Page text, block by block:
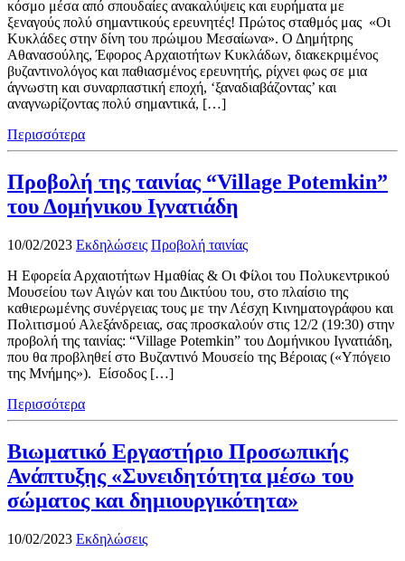
κόσμο μέσα από σπουδαίες ανακαλύψεις και ευρήματα με
ξεναγούς πολύ σημαντικούς ερευνητές! Πρώτος σταθμός μας «Οι
Κυκλάδες στην δίνη του πρώιμου Μεσαίωνα». Ο Δημήτρης
Αθανασούλης, Έφορος Αρχαιοτήτων Κυκλάδων, διακεκριμένος
βυζαντινολόγος και παθιασμένος ερευνητής, ρίχνει φως σε μια
άγνωστη και συναρπαστική εποχή, ‘ξαναδιαβάζοντας’ και
αναγνωρίζοντας πολύ σημαντικά, […]
Περισσότερα
Προβολή της ταινίας “Village Potemkin”
του Δομήνικου Ιγνατιάδη
10/02/2023 Εκδηλώσεις Προβολή ταινίας
Η Εφορεία Αρχαιοτήτων Ημαθίας & Οι Φίλοι του Πολυκεντρικού
Μουσείου των Αιγών και του Δικτύου του, στο πλαίσιο της
καθιερωμένης συνέργειας τους με την Λέσχη Κινηματογράφου και
Πολιτισμού Αλεξάνδρειας, σας προσκαλούν στις 12/2 (19:30) στην
προβολή της ταινίας: “Village Potemkin” του Δομήνικου Ιγνατιάδη,
που θα προβληθεί στο Βυζαντινό Μουσείο της Βέροιας («Υπόγειο
της Μνήμης»). Είσοδος […]
Περισσότερα
Βιωματικό Εργαστήριο Προσωπικής
Ανάπτυξης «Συνειδητότητα μέσω του
σώματος και δημιουργικότητα»
10/02/2023 Εκδηλώσεις